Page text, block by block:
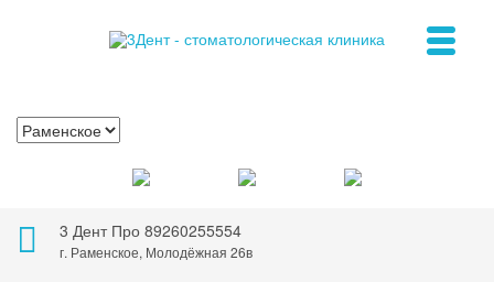
3 Дент Про 89260255554
г. Раменское, Молодёжная 26в